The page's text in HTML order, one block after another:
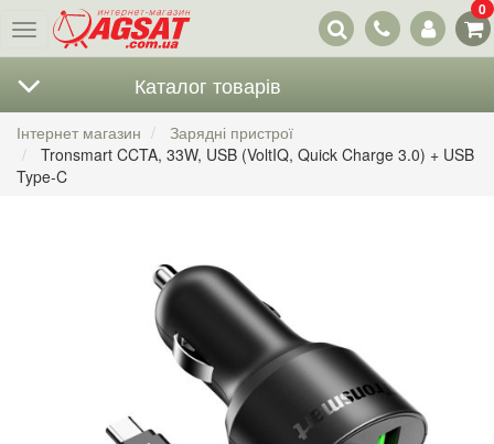
Меню
Наші
контакти
0
Каталог товарів
Інтернет магазин
Зарядні пристрої
Tronsmart CCTA, 33W, USB (VoltIQ, Quick Charge 3.0) + USB
Type-C